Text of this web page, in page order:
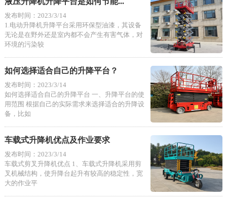
发布时间：2023/3/14
1.电动升降机升降平台采用环保型油漆，其设备
无论是在野外还是室内都不会产生有害气体，对
环境的污染较
如何选择适合自己的升降平台？
发布时间：2023/3/14
如何选择适合自己的升降平台 一、升降平台的使
用范围 根据自己的实际需求来选择适合的升降设
备，比如
车载式升降机优点及作业要求
发布时间：2023/3/14
车载式剪叉升降机优点 1、车载式升降机采用剪
叉机械结构，使升降台起升有较高的稳定性，宽
大的作业平